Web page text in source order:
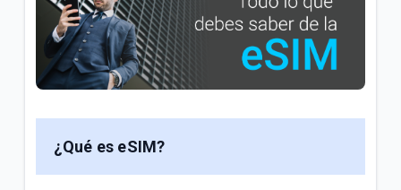
Fallas y problemas para navegar en el Internet Tigo
| Empresas
¿Cuál es el número de cuenta de la factura Tigo? |
Explicación del Detalle de consumos en su factura
¿Qué es eSIM?